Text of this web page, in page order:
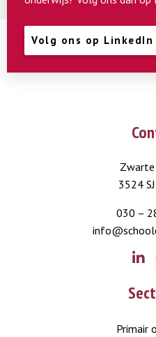
Volg ons op LinkedIn
Zwarte
3524
030 –
Primair